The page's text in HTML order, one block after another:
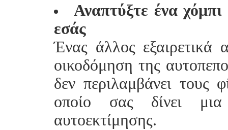
Αναπτύξτε ένα
εσάς
Ένας άλλος εξαιρετικά
οικοδόμηση της
δεν περιλαμβάνει τους
οποίο σας δίνει
αυτοεκτίμησης.